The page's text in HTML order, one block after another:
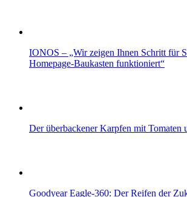
IONOS – „Wir zeigen Ihnen Schritt für
Homepage-Baukasten funktioniert“
Der überbackener Karpfen mit Tomaten
Goodyear Eagle-360: Der Reifen der